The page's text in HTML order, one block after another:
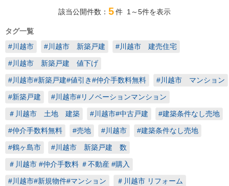
該当公開件数： 5件 1～5件を表示
タグ一覧
#川越市
#川越市 新築戸建 #川越市 建売住宅
#川越市 新築戸建 値下げ
#川越市#新築戸建#値引き#仲介手数料無料 #川越市 マンション
#新築戸建 #川越市#リノベーションマンション
＃川越市 土地 建築 #川越市#中古戸建 #建築条件なし売地
#仲介手数料無料 #売地 #川越市 #建築条件なし売地
#鶴ヶ島市 #川越市 新築戸建 数
＃川越市 #仲介手数料 ＃不動産 #購入
#川越市#新規物件#マンション ＃川越市 リフォーム